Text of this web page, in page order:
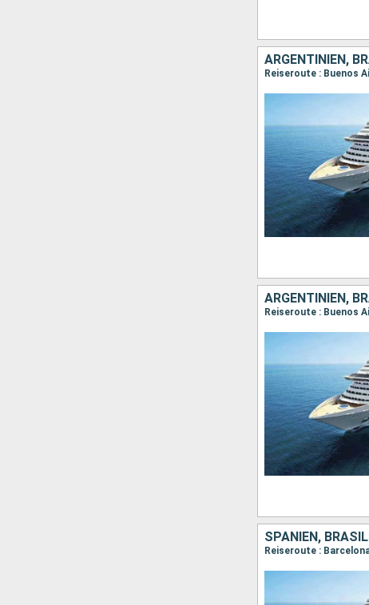
ARGENTINIEN,
Reiseroute : Buenos
ARGENTINIEN,
SPANIEN,
Reiseroute :